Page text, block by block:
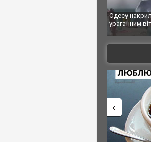
Одесу накрила потужна злива з градом та